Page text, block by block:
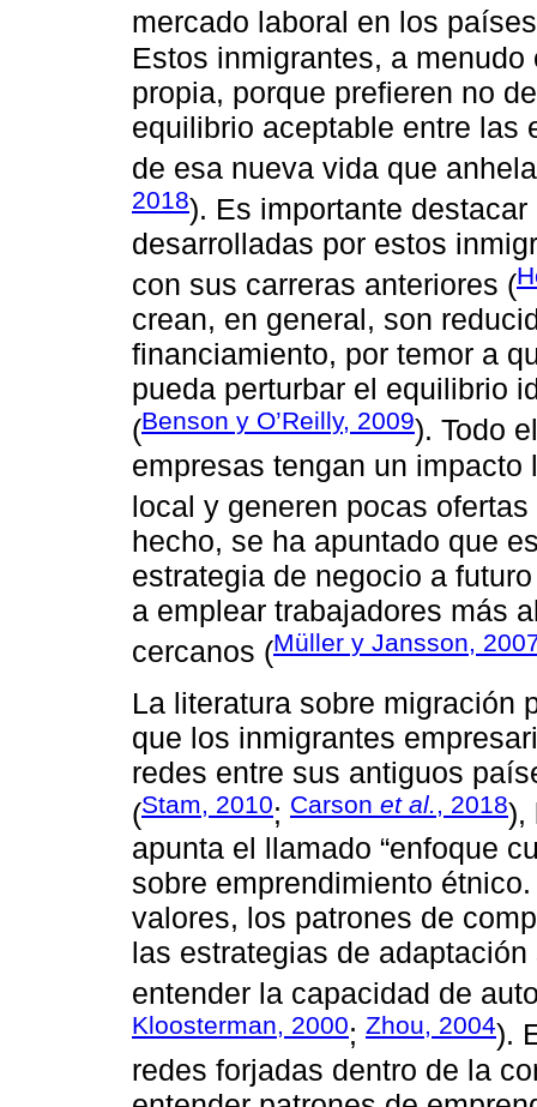
mercado laboral en los
Estos inmigrantes, a
propia, porque prefieren no
equilibrio aceptable entre las
de esa nueva vida que
2018). Es importante
desarrolladas por estos
con sus carreras anteriores (
crean, en general, son
financiamiento, por temor a
pueda perturbar el equilibrio
(Benson y O’Reilly, 2009). Todo
empresas tengan un
local y generen pocas
hecho, se ha apuntado que
estrategia de negocio a
a emplear trabajadores más
cercanos (Müller y Jansson,
La literatura sobre migración
que los inmigrantes
redes entre sus antiguos
(Stam, 2010; Carson et al., 2018),
apunta el llamado “enfoque
sobre emprendimiento
valores, los patrones de
las estrategias de
entender la capacidad de
Kloosterman, 2000; Zhou, 2004).
redes forjadas dentro de la